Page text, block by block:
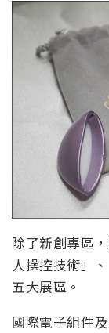
除了新創專區
人操控技術」
五大展區。
國際電子組件